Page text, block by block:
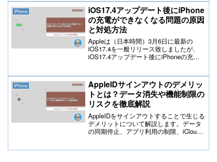
方法を元Appleスペシャリストが不具合に
なる原因と確認箇所＆改善方法をお伝え
したいと思います。
iPhone
iOS17.4アップデート後にiPhone
の充電ができなくなる問題の原因
と対処方法
Appleは（日本時間）3月6日に最新の
iOS17.4を一般リリース致しましたが、
iOS17.4アップデート後にiPhoneの充電
が多数寄せられております。この問題に
ついて元Appleスペシャリストが原因と対
処方法を解説しております。
iPhone
AppleIDサインアウトのデメリッ
トとは？データ消失や機能制限の
リスクを徹底解説
AppleIDをサインアウトすることで生じる
デメリットについて解説します。データ
の同期停止、アプリ利用の制限、iCloud